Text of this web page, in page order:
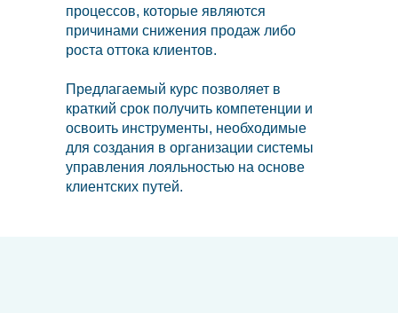
процессов, которые являются
причинами снижения продаж либо
роста оттока клиентов.
Предлагаемый курс позволяет в
краткий срок получить компетенции и
освоить инструменты, необходимые
для создания в организации системы
управления лояльностью на основе
клиентских путей.